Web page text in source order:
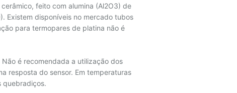
feito com alumina (Al2O3) de
Existem disponíveis no mercado tubos
para termopares de platina não é
é recomendada a utilização dos
resposta do sensor. Em temperaturas
quebradiços.